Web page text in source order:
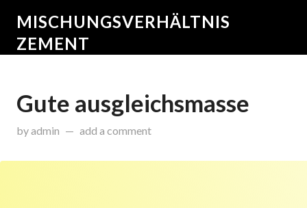
MISCHUNGSVERHÄLTNIS
ZEMENT
Gute ausgleichsmasse
byadmin onDezember 1, 2014
add a comment